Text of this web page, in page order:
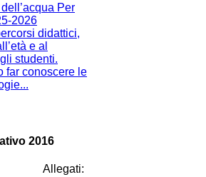
Per
2026
didattici,
e al
studenti.
far conoscere le
2016
Allegati: